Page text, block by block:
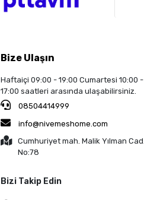
Bize Ulaşın
Haftaiçi 09:00 - 19:00 Cumartesi 10:00 -
17:00 saatleri arasında ulaşabilirsiniz.
08504414999
info@nivemeshome.com
Cumhuriyet mah. Malik Yılman Cad.
No:78
Bizi Takip Edin